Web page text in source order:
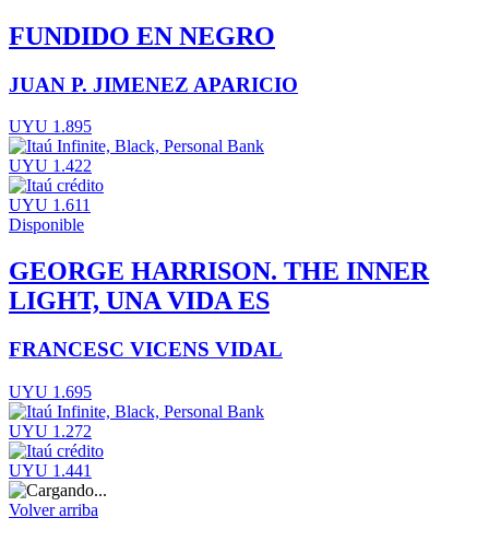
FUNDIDO EN NEGRO
JUAN P. JIMENEZ APARICIO
UYU 1.895
UYU 1.422
UYU 1.611
Disponible
GEORGE HARRISON. THE INNER
LIGHT, UNA VIDA ES
FRANCESC VICENS VIDAL
UYU 1.695
UYU 1.272
UYU 1.441
Volver arriba